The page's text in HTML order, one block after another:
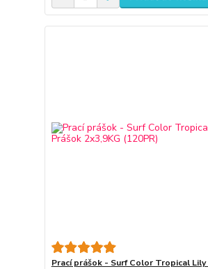
Prací prášok - Surf Color Tropical Lily